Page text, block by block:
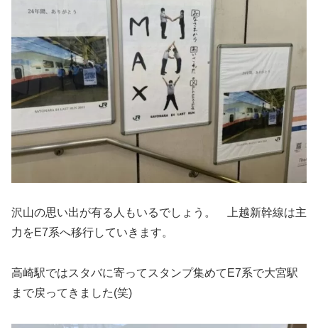
沢山の思い出が有る人もいるでしょう。 上越新幹線は主
力をE7系へ移行していきます。
高崎駅ではスタバに寄ってスタンプ集めてE7系で大宮駅
まで戻ってきました(笑)